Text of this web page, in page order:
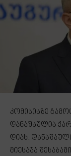
კომისიაზე
დანაშაულია
დიახ.
მიესაჯა